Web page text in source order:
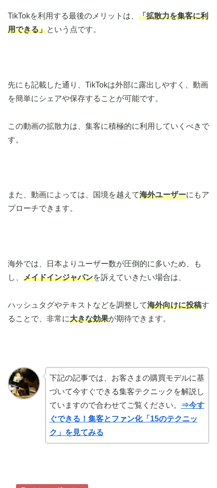
TikTokを利用する最後のメリットは、 「拡散力を集客に利
用できる」という点です。
先にも記載した通り、TikTokは外部に露出しやすく、動画
を簡単にシェアや保存することが可能です。
この動画の拡散力は、集客に積極的に利用していくべきで
す。
また、動画によっては、国境を越えて海外ユーザーにもア
プローチできます。
海外では、日本よりユーザー数が圧倒的に多いため、も
し、 メイドインジャパンを訴えていきたい場合は、
ハッシュタグやテキストなどを調整して海外向けに投稿す
ることで、非常に大きな効果が期待できます。
下記の記事では、お客さまの購買モデルに基
づいて今すぐできる集客テクニックを解説し
ていますので合わせてご覧ください。
⇒今す
ぐできる！集客とファン化「15のテクニッ
ク」を見てみる